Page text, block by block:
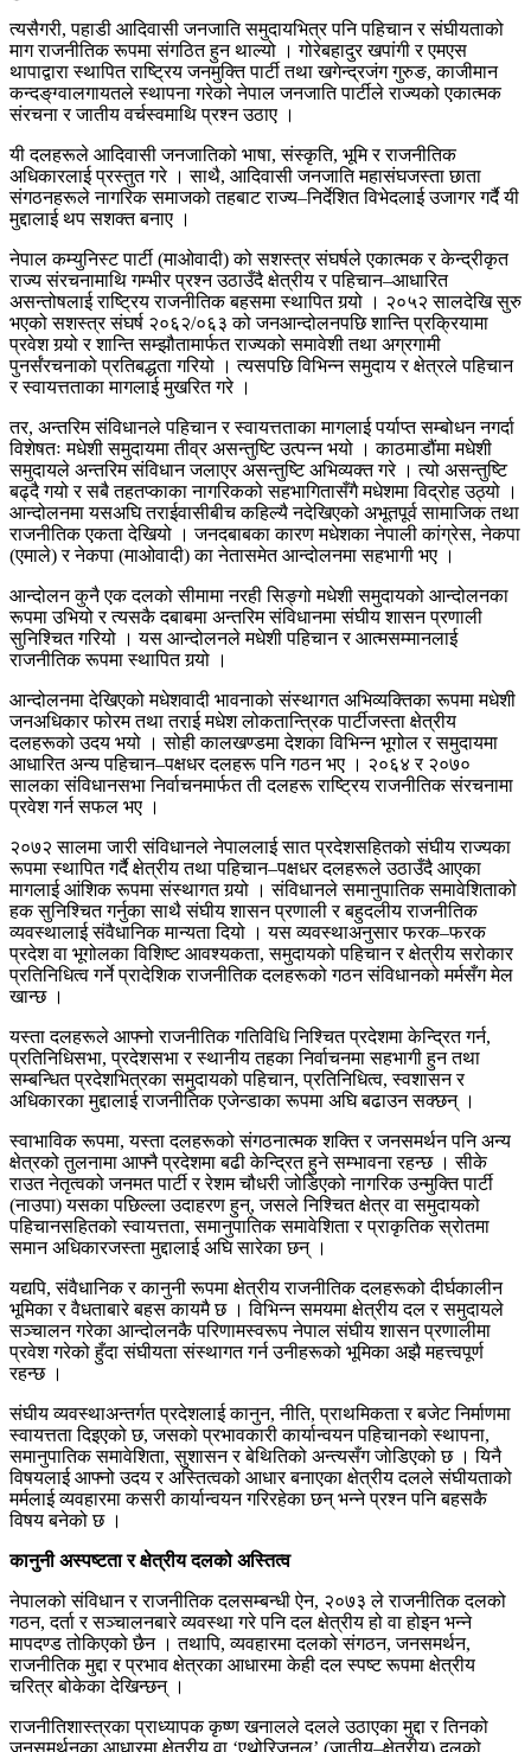
त्यसैगरी, पहाडी आदिवासी जनजाति समुदायभित्र पनि पहिचान र संघीयताको
माग राजनीतिक रूपमा संगठित हुन थाल्यो । गोरेबहादुर खपांगी र एमएस
थापाद्वारा स्थापित राष्ट्रिय जनमुक्ति पार्टी तथा खगेन्द्रजंग गुरुङ, काजीमान
कन्दङ्‌ग्वालगायतले स्थापना गरेको नेपाल जनजाति पार्टीले राज्यको एकात्मक
संरचना र जातीय वर्चस्वमाथि प्रश्न उठाए ।
यी दलहरूले आदिवासी जनजातिको भाषा, संस्कृति, भूमि र राजनीतिक
अधिकारलाई प्रस्तुत गरे । साथै, आदिवासी जनजाति महासंघजस्ता छाता
संगठनहरूले नागरिक समाजको तहबाट राज्य–निर्देशित विभेदलाई उजागर गर्दै यी
मुद्दालाई थप सशक्त बनाए ।
नेपाल कम्युनिस्ट पार्टी (माओवादी) को सशस्त्र संघर्षले एकात्मक र केन्द्रीकृत
राज्य संरचनामाथि गम्भीर प्रश्न उठाउँदै क्षेत्रीय र पहिचान–आधारित
असन्तोषलाई राष्ट्रिय राजनीतिक बहसमा स्थापित गर्‍यो । २०५२ सालदेखि सुरु
भएको सशस्त्र संघर्ष २०६२/०६३ को जनआन्दोलनपछि शान्ति प्रक्रियामा
प्रवेश गर्‍यो र शान्ति सम्झौतामार्फत राज्यको समावेशी तथा अग्रगामी
पुनर्संरचनाको प्रतिबद्धता गरियो । त्यसपछि विभिन्न समुदाय र क्षेत्रले पहिचान
र स्वायत्तताका मागलाई मुखरित गरे ।
तर, अन्तरिम संविधानले पहिचान र स्वायत्तताका मागलाई पर्याप्त सम्बोधन नगर्दा
विशेषतः मधेशी समुदायमा तीव्र असन्तुष्टि उत्पन्न भयो । काठमाडौंमा मधेशी
समुदायले अन्तरिम संविधान जलाएर असन्तुष्टि अभिव्यक्त गरे । त्यो असन्तुष्टि
बढ्दै गयो र सबै तहतप्काका नागरिकको सहभागितासँगै मधेशमा विद्रोह उठ्यो ।
आन्दोलनमा यसअघि तराईवासीबीच कहिल्यै नदेखिएको अभूतपूर्व सामाजिक तथा
राजनीतिक एकता देखियो । जनदबाबका कारण मधेशका नेपाली कांग्रेस, नेकपा
(एमाले) र नेकपा (माओवादी) का नेतासमेत आन्दोलनमा सहभागी भए ।
आन्दोलन कुनै एक दलको सीमामा नरही सिङ्गो मधेशी समुदायको आन्दोलनका
रूपमा उभियो र त्यसकै दबाबमा अन्तरिम संविधानमा संघीय शासन प्रणाली
सुनिश्चित गरियो । यस आन्दोलनले मधेशी पहिचान र आत्मसम्मानलाई
राजनीतिक रूपमा स्थापित गर्‍यो ।
आन्दोलनमा देखिएको मधेशवादी भावनाको संस्थागत अभिव्यक्तिका रूपमा मधेशी
जनअधिकार फोरम तथा तराई मधेश लोकतान्त्रिक पार्टीजस्ता क्षेत्रीय
दलहरूको उदय भयो । सोही कालखण्डमा देशका विभिन्न भूगोल र समुदायमा
आधारित अन्य पहिचान–पक्षधर दलहरू पनि गठन भए । २०६४ र २०७०
सालका संविधानसभा निर्वाचनमार्फत ती दलहरू राष्ट्रिय राजनीतिक संरचनामा
प्रवेश गर्न सफल भए ।
२०७२ सालमा जारी संविधानले नेपाललाई सात प्रदेशसहितको संघीय राज्यका
रूपमा स्थापित गर्दै क्षेत्रीय तथा पहिचान–पक्षधर दलहरूले उठाउँदै आएका
मागलाई आंशिक रूपमा संस्थागत गर्‍यो । संविधानले समानुपातिक समावेशिताको
हक सुनिश्चित गर्नुका साथै संघीय शासन प्रणाली र बहुदलीय राजनीतिक
व्यवस्थालाई संवैधानिक मान्यता दियो । यस व्यवस्थाअनुसार फरक–फरक
प्रदेश वा भूगोलका विशिष्ट आवश्यकता, समुदायको पहिचान र क्षेत्रीय सरोकार
प्रतिनिधित्व गर्ने प्रादेशिक राजनीतिक दलहरूको गठन संविधानको मर्मसँग मेल
खान्छ ।
यस्ता दलहरूले आफ्नो राजनीतिक गतिविधि निश्चित प्रदेशमा केन्द्रित गर्न,
प्रतिनिधिसभा, प्रदेशसभा र स्थानीय तहका निर्वाचनमा सहभागी हुन तथा
सम्बन्धित प्रदेशभित्रका समुदायको पहिचान, प्रतिनिधित्व, स्वशासन र
अधिकारका मुद्दालाई राजनीतिक एजेन्डाका रूपमा अघि बढाउन सक्छन् ।
स्वाभाविक रूपमा, यस्ता दलहरूको संगठनात्मक शक्ति र जनसमर्थन पनि अन्य
क्षेत्रको तुलनामा आफ्नै प्रदेशमा बढी केन्द्रित हुने सम्भावना रहन्छ । सीके
राउत नेतृत्वको जनमत पार्टी र रेशम चौधरी जोडिएको नागरिक उन्मुक्ति पार्टी
(नाउपा) यसका पछिल्ला उदाहरण हुन्, जसले निश्चित क्षेत्र वा समुदायको
पहिचानसहितको स्वायत्तता, समानुपातिक समावेशिता र प्राकृतिक स्रोतमा
समान अधिकारजस्ता मुद्दालाई अघि सारेका छन् ।
यद्यपि, संवैधानिक र कानुनी रूपमा क्षेत्रीय राजनीतिक दलहरूको दीर्घकालीन
भूमिका र वैधताबारे बहस कायमै छ । विभिन्न समयमा क्षेत्रीय दल र समुदायले
सञ्चालन गरेका आन्दोलनकै परिणामस्वरूप नेपाल संघीय शासन प्रणालीमा
प्रवेश गरेको हुँदा संघीयता संस्थागत गर्न उनीहरूको भूमिका अझै महत्त्वपूर्ण
रहन्छ ।
संघीय व्यवस्थाअन्तर्गत प्रदेशलाई कानुन, नीति, प्राथमिकता र बजेट निर्माणमा
स्वायत्तता दिइएको छ, जसको प्रभावकारी कार्यान्वयन पहिचानको स्थापना,
समानुपातिक समावेशिता, सुशासन र बेथितिको अन्त्यसँग जोडिएको छ । यिनै
विषयलाई आफ्नो उदय र अस्तित्वको आधार बनाएका क्षेत्रीय दलले संघीयताको
मर्मलाई व्यवहारमा कसरी कार्यान्वयन गरिरहेका छन् भन्ने प्रश्न पनि बहसकै
विषय बनेको छ ।
कानुनी अस्पष्टता र क्षेत्रीय दलको अस्तित्व
नेपालको संविधान र राजनीतिक दलसम्बन्धी ऐन, २०७३ ले राजनीतिक दलको
गठन, दर्ता र सञ्चालनबारे व्यवस्था गरे पनि दल क्षेत्रीय हो वा होइन भन्ने
मापदण्ड तोकिएको छैन । तथापि, व्यवहारमा दलको संगठन, जनसमर्थन,
राजनीतिक मुद्दा र प्रभाव क्षेत्रका आधारमा केही दल स्पष्ट रूपमा क्षेत्रीय
चरित्र बोकेका देखिन्छन् ।
राजनीतिशास्त्रका प्राध्यापक कृष्ण खनालले दलले उठाएका मुद्दा र तिनको
जनसमर्थनका आधारमा क्षेत्रीय वा ‘एथ्नोरिजनल’ (जातीय–क्षेत्रीय) दलको